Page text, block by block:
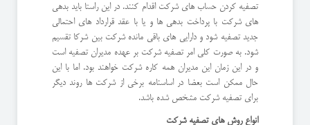
تصفیه کردن حساب های شرکت اقدام کنند. در این راستا باید بدهی
های شرکت با پرداخت بدهی ها و یا با عقد قرارداد های احتمالی
جدید تصفیه شود و دارایی های باقی مانده شرکت بین شرکا تقسیم
شود. به صورت کلی امر تصفیه شرکت بر عهده مدیران تصفیه است
و در این زمان این مدیران همه کاره شرکت خواهند بود. اما با این
حال ممکن است بعضا در اساسنامه برخی از شرکت ها روند دیگر
برای تصفیه شرکت مشخص شده باشد.
انواع روش های تصفیه شرکت